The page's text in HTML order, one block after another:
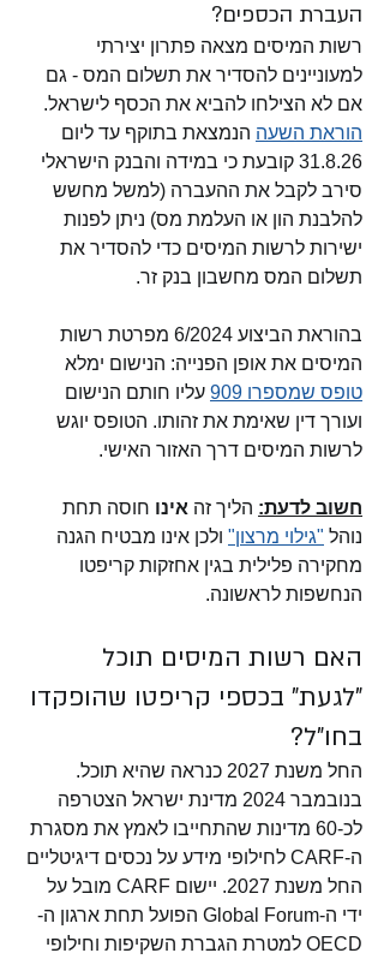
העברת הכספים?
רשות המיסים מצאה פתרון יצירתי
למעוניינים להסדיר את תשלום המס - גם
אם לא הצילחו להביא את הכסף לישראל.
הוראת השעה הנמצאת בתוקף עד ליום
31.8.26 קובעת כי במידה והבנק הישראלי
סירב לקבל את ההעברה (למשל מחשש
להלבנת הון או העלמת מס) ניתן לפנות
ישירות לרשות המיסים כדי להסדיר את
תשלום המס מחשבון בנק זר.
בהוראת הביצוע 6/2024 מפרטת רשות
המיסים את אופן הפנייה: הנישום ימלא
טופס שמספרו 909
עליו חותם הנישום
ועורך דין שאימת את זהותו. הטופס יוגש
לרשות המיסים דרך האזור האישי.
חשוב לדעת: הליך זה אינו חוסה תחת
נוהל "גילוי מרצון" ולכן אינו מבטיח הגנה
מחקירה פלילית בגין אחזקות קריפטו
הנחשפות לראשונה.
האם רשות המיסים תוכל
"לגעת" בכספי קריפטו שהופקדו
בחו"ל?
החל משנת 2027 כנראה שהיא תוכל.
בנובמבר 2024 מדינת ישראל הצטרפה
לכ-60 מדינות שהתחייבו לאמץ את מסגרת
ה-CARF לחילופי מידע על נכסים דיגיטליים
החל משנת 2027. יישום CARF מובל על
ידי ה-Global Forum הפועל תחת ארגון ה-
OECD למטרת הגברת השקיפות וחילופי